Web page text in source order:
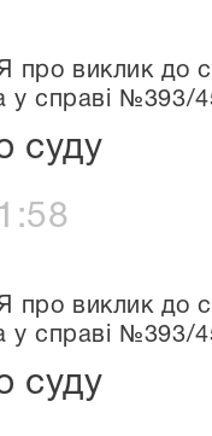
виклик до
у справі №393/
суду
виклик до
у справі №393/
суду